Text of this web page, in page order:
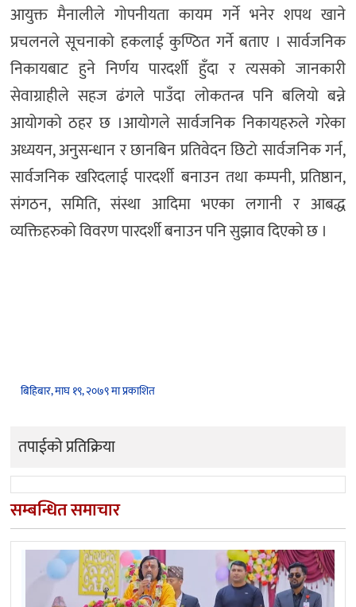
आयुक्त मैनालीले गोपनीयता कायम गर्ने भनेर शपथ खाने
प्रचलनले सूचनाको हकलाई कुण्ठित गर्ने बताए । सार्वजनिक
निकायबाट हुने निर्णय पारदर्शी हुँदा र त्यसको जानकारी
सेवाग्राहीले सहज ढंगले पाउँदा लोकतन्त्र पनि बलियो बन्ने
आयोगको ठहर छ ।आयोगले सार्वजनिक निकायहरुले गरेका
अध्ययन, अनुसन्धान र छानबिन प्रतिवेदन छिटो सार्वजनिक गर्न,
सार्वजनिक खरिदलाई पारदर्शी बनाउन तथा कम्पनी, प्रतिष्ठान,
संगठन, समिति, संस्था आदिमा भएका लगानी र आबद्ध
व्यक्तिहरुको विवरण पारदर्शी बनाउन पनि सुझाव दिएको छ ।
बिहिबार, माघ १९, २०७९ मा प्रकाशित
तपाईको प्रतिक्रिया
सम्बन्धित समाचार